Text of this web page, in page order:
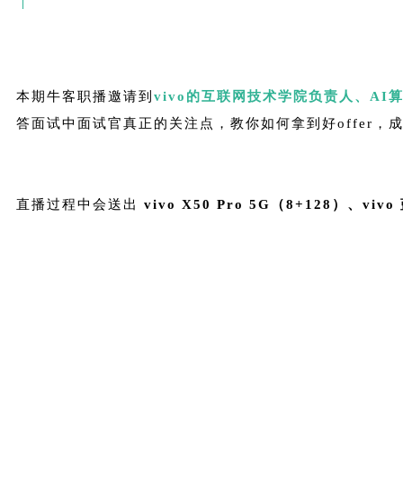
本期牛客职播邀请到 vivo的互联网技术学院负责人、AI
答面试中面试官真正的关注点，教你如何拿到好offer，
直播过程中会送出 vivo X50 Pro 5G（8+128）、vivo